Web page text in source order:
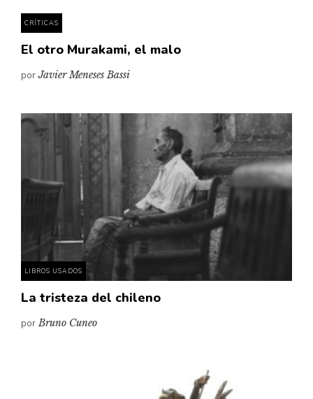
CRÍTICAS
El otro Murakami, el malo
porJavier Meneses Bassi
LIBROS USADOS
La tristeza del chileno
porBruno Cuneo